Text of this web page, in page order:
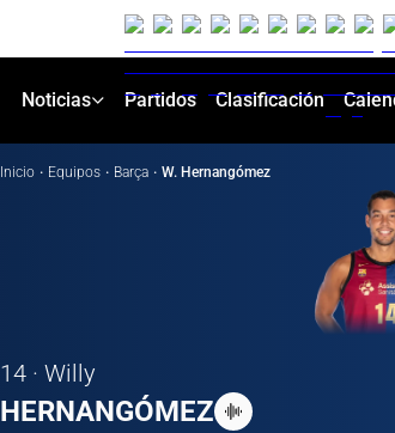
Noticias Partidos Clasificación
Inicio · Equipos · Barça · W. Hernangómez
14 · Willy
HERNANGÓMEZ